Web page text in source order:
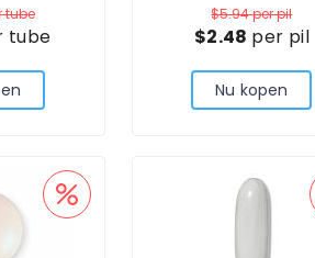
tube
tube
$5.94per pil
$2.48 per pil
Nu kopen